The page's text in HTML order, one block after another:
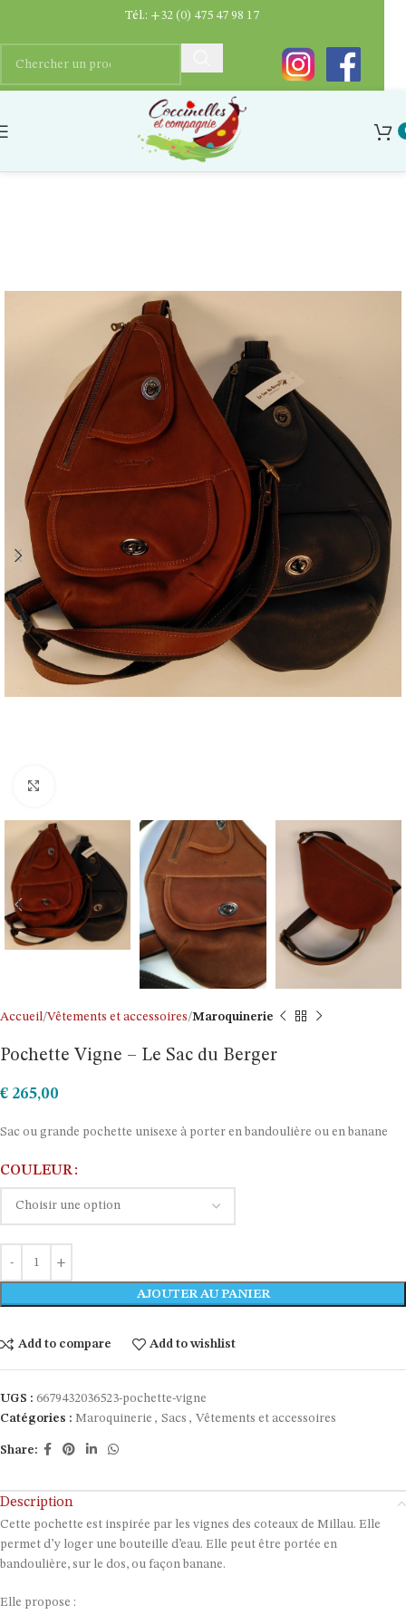
Accueil Vêtements et accessoires Maroquinerie
Pochette Vigne – Le Sac du Berger
€ 265,00
Sac ou grande pochette unisexe à porter en bandoulière ou en banane
COULEUR
AJOUTER AU PANIER
Add to compare Add to wishlist
UGS : 6679432036523-pochette-vigne
Catégories : Maroquinerie , Sacs , Vêtements et accessoires
Share:
Description
Cette pochette est inspirée par les vignes des coteaux de Millau. Elle
permet d’y loger une bouteille d’eau. Elle peut être portée en
bandoulière, sur le dos, ou façon banane.
Elle propose :
Tél.: +32 (0) 475 47 98 17